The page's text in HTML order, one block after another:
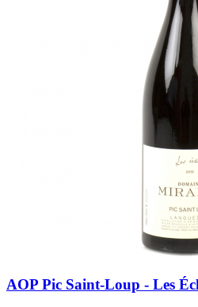
AOP Pic Saint-Loup - Les